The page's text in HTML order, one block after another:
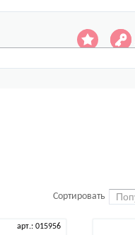
Сортировать
арт.: 015956